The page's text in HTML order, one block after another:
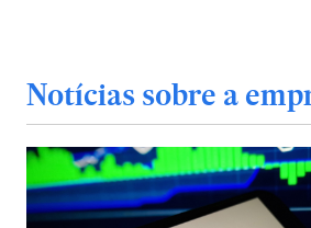
Notícias sobre a